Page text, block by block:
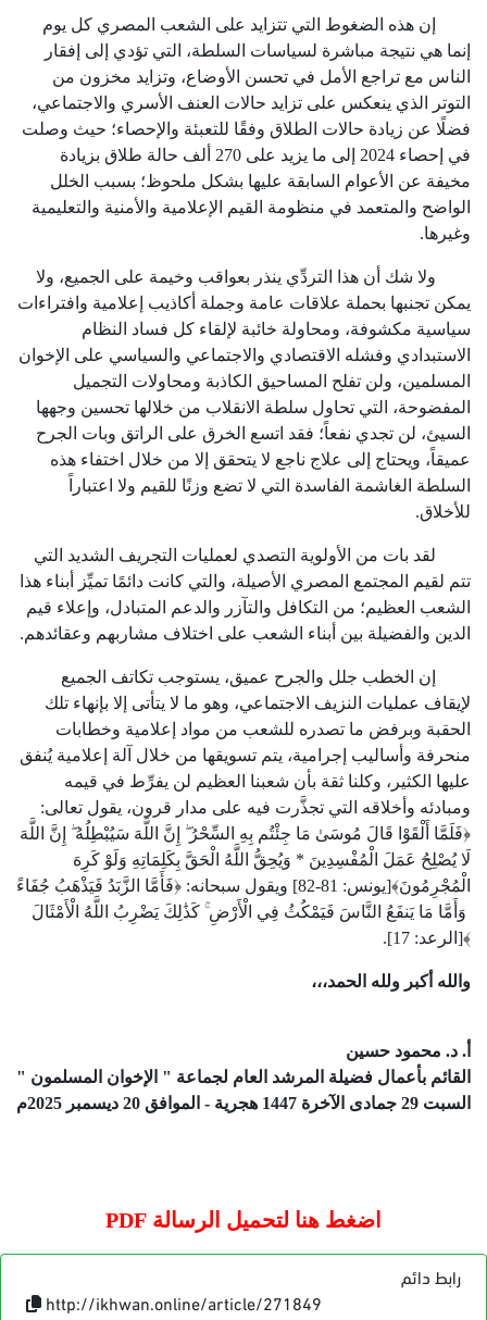
إن هذه الضغوط التي تتزايد على الشعب المصري كل يوم
إنما هي نتيجة مباشرة لسياسات السلطة، التي تؤدي إلى إفقار
الناس مع تراجع الأمل في تحسن الأوضاع، وتزايد مخزون من
التوتر الذي ينعكس على تزايد حالات العنف الأسري والاجتماعي،
فضلًا عن زيادة حالات الطلاق وفقًا للتعبئة والإحصاء؛ حيث وصلت
في إحصاء 2024 إلى ما يزيد على 270 ألف حالة طلاق بزيادة
مخيفة عن الأعوام السابقة عليها بشكل ملحوظ؛ بسبب الخلل
الواضح والمتعمد في منظومة القيم الإعلامية والأمنية والتعليمية
وغيرها.
ولا شك أن هذا التردِّي ينذر بعواقب وخيمة على الجميع، ولا
يمكن تجنبها بحملة علاقات عامة وجملة أكاذيب إعلامية وافتراءات
سياسية مكشوفة، ومحاولة خائبة لإلقاء كل فساد النظام
الاستبدادي وفشله الاقتصادي والاجتماعي والسياسي على الإخوان
المسلمين، ولن تفلح المساحيق الكاذبة ومحاولات التجميل
المفضوحة، التي تحاول سلطة الانقلاب من خلالها تحسين وجهها
السيئ، لن تجدي نفعاً؛ فقد اتسع الخرق على الراتق وبات الجرح
عميقاً، ويحتاج إلى علاج ناجع لا يتحقق إلا من خلال اختفاء هذه
السلطة الغاشمة الفاسدة التي لا تضع وزنًا للقيم ولا اعتباراً
للأخلاق.
لقد بات من الأولوية التصدي لعمليات التجريف الشديد التي
تتم لقيم المجتمع المصري الأصيلة، والتي كانت دائمًا تميِّز أبناء هذا
الشعب العظيم؛ من التكافل والتآزر والدعم المتبادل، وإعلاء قيم
الدين والفضيلة بين أبناء الشعب على اختلاف مشاربهم وعقائدهم.
إن الخطب جلل والجرح عميق، يستوجب تكاتف الجميع
لإيقاف عمليات النزيف الاجتماعي، وهو ما لا يتأتى إلا بإنهاء تلك
الحقبة وبرفض ما تصدره للشعب من مواد إعلامية وخطابات
منحرفة وأساليب إجرامية، يتم تسويقها من خلال آلة إعلامية يُنفق
عليها الكثير، وكلنا ثقة بأن شعبنا العظيم لن يفرِّط في قيمه
ومبادئه وأخلاقه التي تجذَّرت فيه على مدار قرون، يقول تعالى:
﴿فَلَمَّا أَلْقَوْا قَالَ مُوسَىٰ مَا جِئْتُم بِهِ السِّحْرُ ۖ إِنَّ اللَّهَ سَيُبْطِلُهُ ۖ إِنَّ اللَّهَ
لَا يُصْلِحُ عَمَلَ الْمُفْسِدِينَ * وَيُحِقُّ اللَّهُ الْحَقَّ بِكَلِمَاتِهِ وَلَوْ كَرِهَ
الْمُجْرِمُونَ﴾[يونس: 81
-
82] ويقول سبحانه: ﴿فَأَمَّا الزَّبَدُ فَيَذْهَبُ جُفَاءً
ۖ وَأَمَّا مَا يَنفَعُ النَّاسَ فَيَمْكُثُ فِي الْأَرْضِ ۚ كَذَٰلِكَ يَضْرِبُ اللَّهُ الْأَمْثَالَ
﴾[الرعد: 17
].
والله أكبر ولله الحمد،،،
أ. د. محمود حسين
القائم بأعمال فضيلة المرشد العام لجماعة " الإخوان المسلمون "
السبت 29 جمادى الآخرة 1447 هجرية - الموافق ديسمبر م
اضغط هنا لتحميل الرسالة PDF
رابط دائم
http://ikhwan.online/article/271849